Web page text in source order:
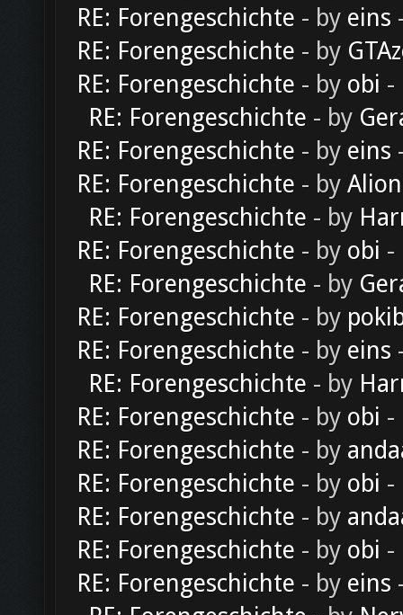
RE: Forengeschichte - by eins
RE: Forengeschichte - by
RE: Forengeschichte - by obi -
RE: Forengeschichte - by
RE: Forengeschichte - by eins
RE: Forengeschichte - by Alion
RE: Forengeschichte - by
RE: Forengeschichte - by obi -
RE: Forengeschichte - by
RE: Forengeschichte - by
RE: Forengeschichte - by eins
RE: Forengeschichte - by
RE: Forengeschichte - by obi -
RE: Forengeschichte - by
RE: Forengeschichte - by obi -
RE: Forengeschichte - by
RE: Forengeschichte - by obi -
RE: Forengeschichte - by eins